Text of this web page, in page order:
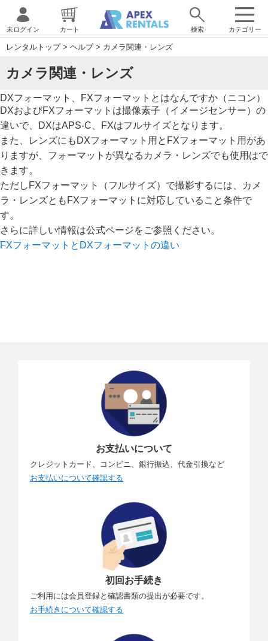
カテゴリー
未ログイン カート 検索
レンタルトップ> ヘルプ> カメラ関連・レンズ
カメラ関連・レンズ
DXフォーマット、FXフォーマットとはなんですか（ニコン）
DXおよびFXフォーマットは撮像素子（イメージセンサー）の
違いで、DXはAPS-C、FXはフルサイズとなります。
また、レンズにもDXフォーマット用とFXフォーマット用があ
りますが、フォーマットが異なるカメラ・レンズでも使用はで
きます。
ただしFXフォーマット（フルサイズ）で撮影するには、カメ
ラ・レンズともFXフォーマットに対応していること条件で
す。
さらに詳しい情報は公式ページをご参照ください。
FXフォーマットとDXフォーマットの違い
お支払いについて
クレジットカード、コンビニ、銀行振込、代金引換など
お支払いについて確認する
初回お手続き
ご利用には会員登録と確認書類の提出が必要です。
お手続きについて確認する